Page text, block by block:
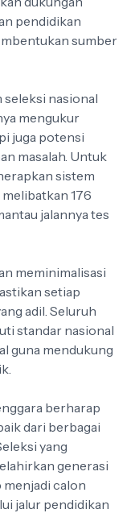
pendidikan
sumber
seleksi nasional
mengukur
juga potensi
masalah. Untuk
sistem
176
jalannya tes
meminimalisasi
setiap
adil. Seluruh
standar nasional
guna mendukung
berharap
dari berbagai
yang
generasi
menjadi calon
jalur pendidikan